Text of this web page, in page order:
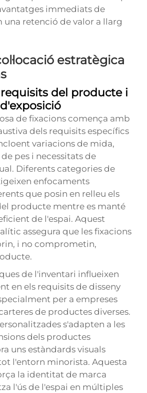
immediats de
retenció de valor a llarg
estratègica
del producte i
de fixacions comença amb
dels requisits específics
variacions de mida,
pes i necessitats de
Diferents categories de
enfocaments
que posin en relleu els
producte mentre es manté
de l'espai. Aquest
assegura que les fixacions
i no comprometin,
de l'inventari influeixen
en els requisits de disseny
per a empreses
de productes diverses.
s'adapten a les
dels productes
uns estàndards visuals
l'entorn minorista. Aquesta
la identitat de marca
l'ús de l'espai en múltiples